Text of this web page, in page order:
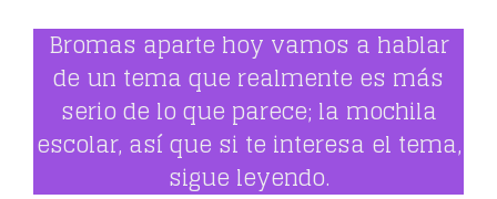
Bromas aparte hoy vamos a hablar
de un tema que realmente es más
serio de lo que parece; la mochila
escolar, así que si te interesa el tema,
sigue leyendo.